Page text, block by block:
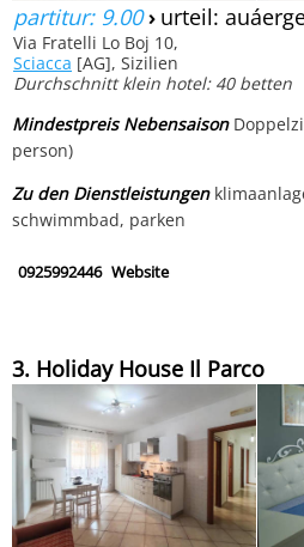
partitur: 9.00› urteil:
Via Fratelli Lo Boj 10,
Sciacca [AG], Sizilien
Durchschnitt klein hotel: 40 betten
Mindestpreis Nebensaison
person)
Zu den Dienstleistungen
schwimmbad, parken
0925992446 Website
3. Holiday House Il Parco